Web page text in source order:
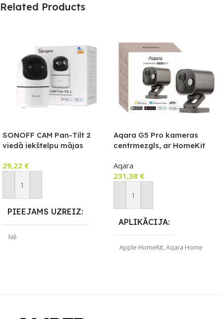
Related Products
SONOFF CAM Pan-Tilt 2
viedā iekštelpu mājas
29,22 €
Pievienot Grozam
PIEEJAMS UZREIZ
Nē
Aqara G5 Pro kameras
centrmezgls, ar HomeKit
kamera ar iebūvētu Zigbee
un Thread vārteju, Wi-Fi
Aqara
231,38 €
Pievienot Grozam
APLIKĀCIJA
Apple HomeKit,Aqara Home